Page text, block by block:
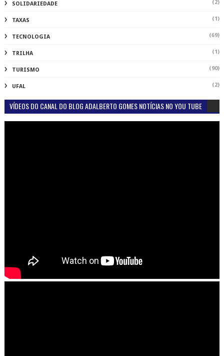
SOLIDARIEDADE (2)
TAXAS (1)
TECNOLOGIA (69)
TRILHA (1)
TURISMO (90)
UFAL (2)
VÍDEOS DO CANAL DO BLOG ADALBERTO GOMES NOTÍCIAS NO YOU TUBE